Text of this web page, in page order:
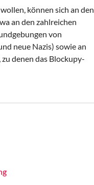
können sich an den
an den zahlreichen
von
neue Nazis) sowie an
denen das Blockupy-